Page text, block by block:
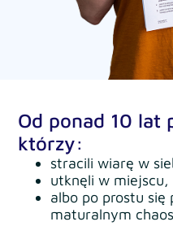
Od ponad 10 lat
którzy:
stracili wiarę w
utknęli w miejscu,
albo po prostu się
maturalnym